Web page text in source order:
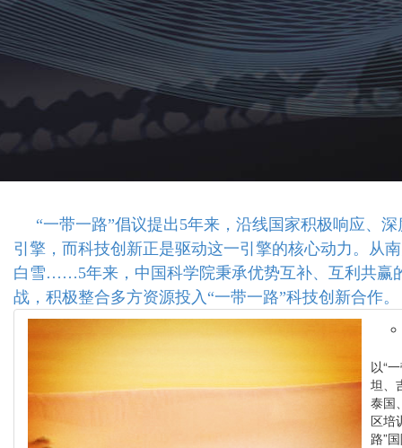
“一带一路”倡议提出5年来，沿线国家积极响应、
引擎，而科技创新正是驱动这一引擎的核心动力。从
白雪……5年来，中国科学院秉承优势互补、互利共赢
战，积极整合多方资源投入“一带一路”科技创新合作。
以“
坦、
泰国
区培
路”